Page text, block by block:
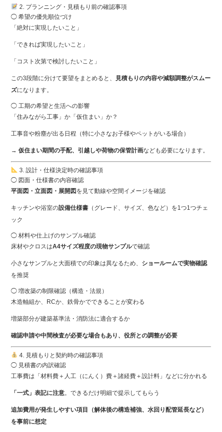
2. プランニング・見積もり前の確認事項
◯ 希望の優先順位づけ
「絶対に実現したいこと」
「できれば実現したいこと」
「コスト次第で検討したいこと」
この3段階に分けて要望をまとめると、
見積もりの内容や減額調整がスムー
ズになります。
◯ 工期の希望と生活への影響
「住みながら工事」か「仮住まい」か？
工事音や粉塵が出る日程（特に小さなお子様やペットがいる場合）
→仮住まい期間の手配、引越しや荷物の保管計画なども必要になります。
3. 設計・仕様決定時の確認事項
◯ 図面・仕様書の内容確認
平面図・立面図・展開図を見て動線や空間イメージを確認
キッチンや浴室の設備仕様書 （グレード、サイズ、色など）を1つ1つチェ
ック
◯ 材料や仕上げのサンプル確認
床材やクロスはA4サイズ程度の現物サンプルで確認
小さなサンプルと大面積での印象は異なるため、 ショールームで実物確認
を推奨
◯ 増改築の制限確認（構造・法規）
木造軸組か、RCか、鉄骨かでできることが変わる
増築部分が建築基準法・消防法に適合するか
確認申請や中間検査が必要な場合もあり、役所との調整が必要
4. 見積もりと契約時の確認事項
◯ 見積書の内訳確認
工事費は「材料費＋人工（にんく）費＋諸経費＋設計料」などに分かれる
「一式」表記に注意。できるだけ明細で提示してもらう
追加費用が発生しやすい項目（解体後の構造補強、水回り配管延長など）
を事前に想定